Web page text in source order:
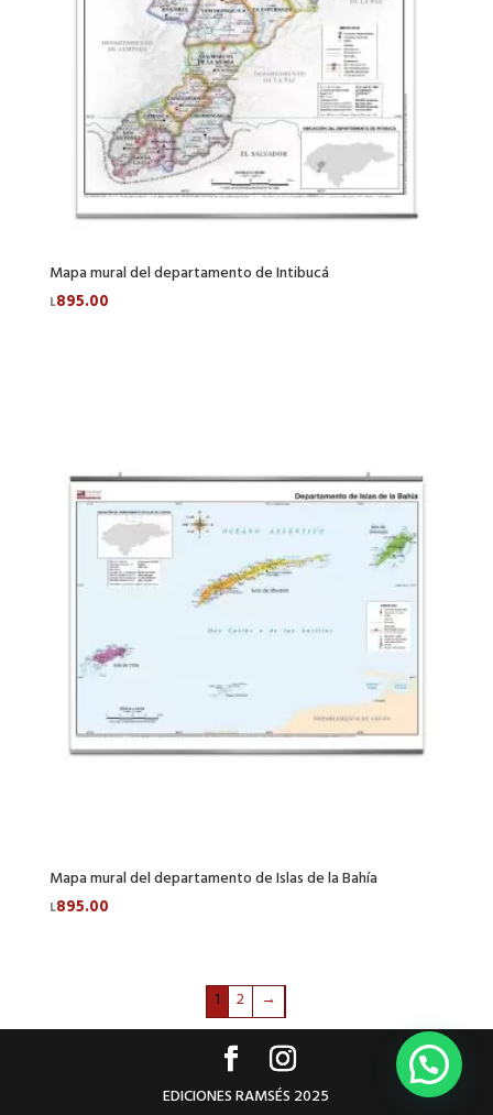
Mapa mural del departamento de Intibucá
L895.00
Mapa mural del departamento de Islas de la Bahía
L895.00
1 2 →
EDICIONES RAMSÉS 2025